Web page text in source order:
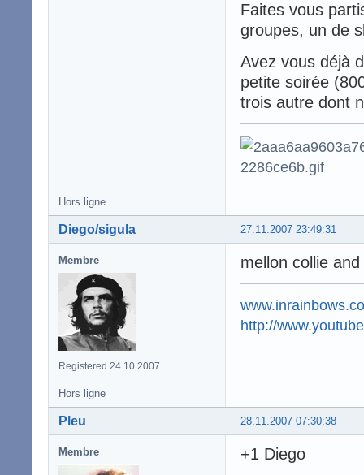
Faites vous
groupes, un de
Avez vous déjà
petite soirée
trois autre dont
Hors ligne
27.11.2007 23:49:31
Diego/sigula
Membre
Registered 24.10.2007
mellon collie
http://
Hors ligne
28.11.2007 07:30:38
Pleu
Membre
+1 Diego